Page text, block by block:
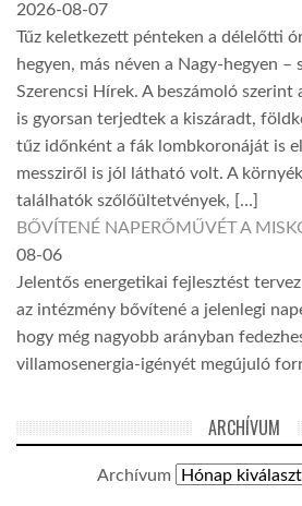
2026-08-07
Tűz keletkezett pénteken a délelőtti
hegyen, más néven a Nagy-hegyen –
Szerencsi Hírek. A beszámoló
is gyorsan terjedtek a kiszáradt,
tűz időnként a fák lombkoronáját is
messziről is jól látható volt. A
találhatók szőlőültetvények, […]
BŐVÍTENÉ NAPERŐMŰVÉT A
08-06
Jelentős energetikai fejlesztést
az intézmény bővítené a jelenlegi
hogy még nagyobb arányban
villamosenergia-igényét megújuló
ARCHÍVUM
Archívum